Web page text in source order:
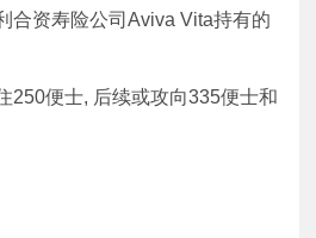
合资寿险公司Aviva Vita持有的
250便士, 后续或攻向335便士和